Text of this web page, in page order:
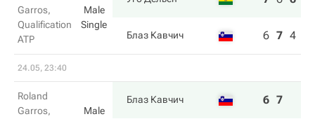
Garros,
Qualification
ATP
Male
Single
Блаз Кавчич 6 7 4
24.05, 23:40
Roland
Garros,
Male
Блаз Кавчич 6 7